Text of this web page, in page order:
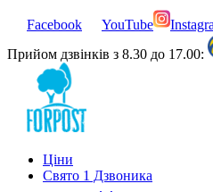
Facebook YouTube
Прийом дзвінків з 8.30 до 17.00:
Ціни
Свято 1 Дзвоника